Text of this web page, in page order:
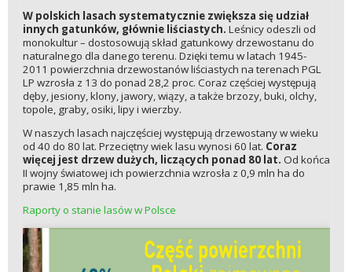
W polskich lasach systematycznie zwiększa się udział
innych gatunków, głównie liściastych. Leśnicy odeszli od
monokultur – dostosowują skład gatunkowy drzewostanu do
naturalnego dla danego terenu. Dzięki temu w latach 1945-
2011 powierzchnia drzewostanów liściastych na terenach PGL
LP wzrosła z 13 do ponad 28,2 proc. Coraz częściej występują
dęby, jesiony, klony, jawory, wiązy, a także brzozy, buki, olchy,
topole, graby, osiki, lipy i wierzby.
W naszych lasach najczęściej występują drzewostany w wieku
od 40 do 80 lat. Przeciętny wiek lasu wynosi 60 lat. Coraz
więcej jest drzew dużych, liczących ponad 80 lat. Od końca
II wojny światowej ich powierzchnia wzrosła z 0,9 mln ha do
prawie 1,85 mln ha.
Raporty o stanie lasów w Polsce